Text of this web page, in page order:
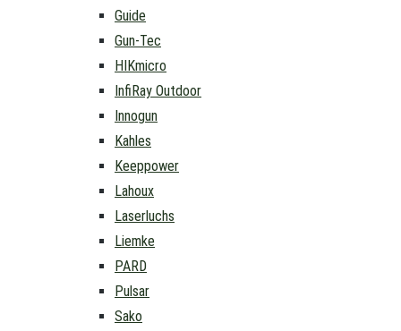
Guide
Gun-Tec
HIKmicro
InfiRay Outdoor
Innogun
Kahles
Keeppower
Lahoux
Laserluchs
Liemke
PARD
Pulsar
Sako